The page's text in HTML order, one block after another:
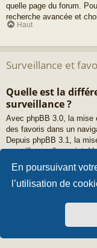
En poursuivant
l’utilisation de
quelle page du forum.
recherche avancée et
Haut
Surveillance et
Quelle est la
surveillance ?
Avec phpBB 3.0, la mise
des favoris dans un
Depuis phpBB 3.1, la
surveillance d’un sujet.
sujet favoris a été mis à
également d’être notifié
forum. Les options de
peuvent être configurées
« Préférences du forum ».